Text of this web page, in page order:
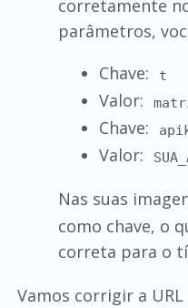
corretamente
parâmetros,
Chave:
t
Valor:
Chave:
Valor:
Nas suas
como chave, o
correta para o
Vamos corrigir a